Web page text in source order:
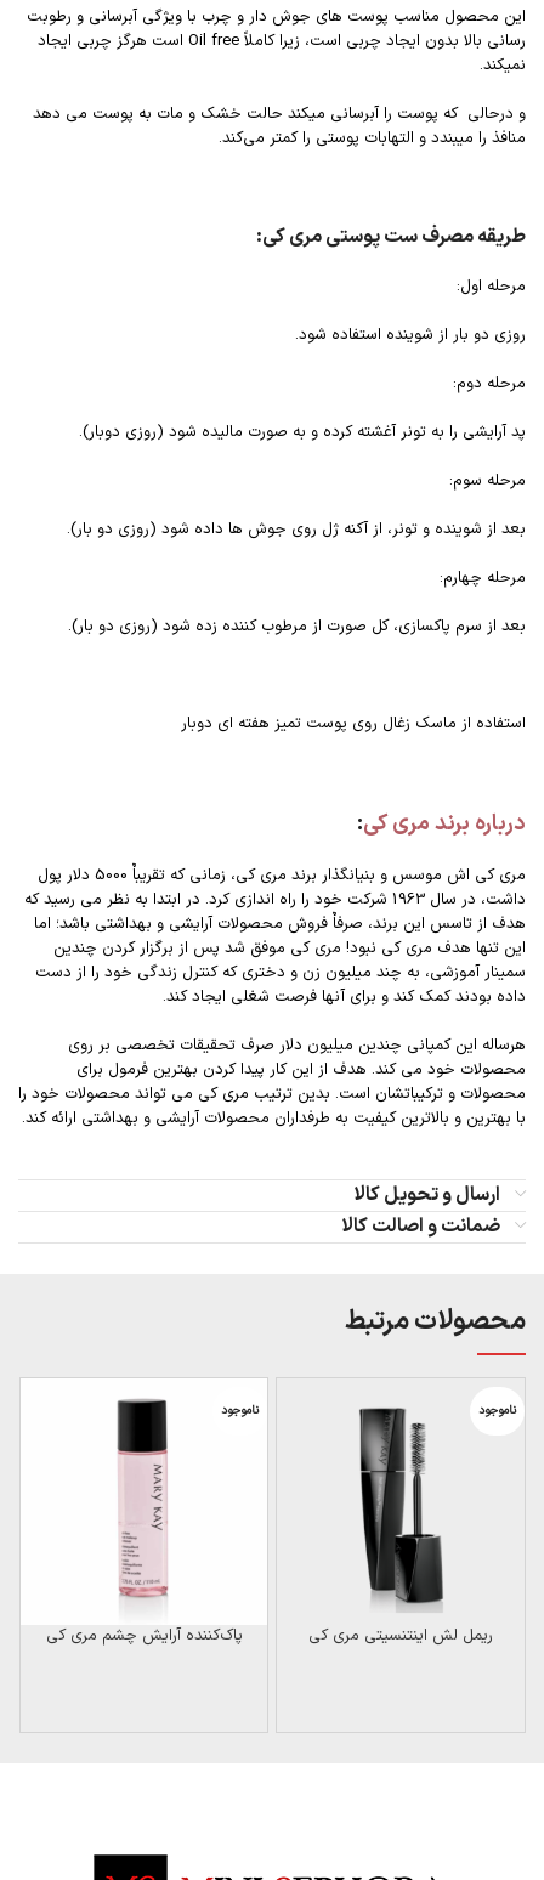
این محصول مناسب پوست های جوش دار و چرب با ویژگی آبرسانی و رطوبت
رسانی بالا بدون ایجاد چربی است، زیرا کاملاً Oil free است هرگز چربی ایجاد
نمیکند.
و درحالی که پوست را آبرسانی میکند حالت خشک و مات به پوست می دهد
منافذ را میبندد و التهابات پوستی را کمتر می‌کند.
طریقه مصرف ست پوستی مری کی:
مرحله اول:
روزی دو بار از شوینده استفاده شود.
مرحله دوم:
پد آرایشی را به تونر آغشته کرده و به صورت مالیده شود (روزی دوبار).
مرحله سوم:
بعد از شوینده و تونر، از آکنه ژل روی جوش ها داده شود (روزی دو بار).
مرحله چهارم:
بعد از سرم پاکسازی، کل صورت از مرطوب کننده زده شود (روزی دو بار).
استفاده از ماسک زغال روی پوست تمیز هفته ای دوبار
درباره برند مری کی:
مری کی اش موسس و بنیانگذار برند مری کی، زمانی که تقریباٌ 5000 دلار پول
داشت، در سال 1963 شرکت خود را راه اندازی کرد. در ابتدا به نظر می رسید که
هدف از تاسس این برند، صرفاٌ فروش محصولات آرایشی و بهداشتی باشد؛ اما
این تنها هدف مری کی نبود! مری کی موفق شد پس از برگزار کردن چندین
سمینار آموزشی، به چند میلیون زن و دختری که کنترل زندگی خود را از دست
داده بودند کمک کند و برای آنها فرصت شغلی ایجاد کند.
هرساله این کمپانی چندین میلیون دلار صرف تحقیقات تخصصی بر روی
محصولات خود می کند. هدف از این کار پیدا کردن بهترین فرمول برای
محصولات و ترکیباتشان است. بدین ترتیب مری کی می تواند محصولات خود را
با بهترین و بالاترین کیفیت به طرفداران محصولات آرایشی و بهداشتی ارائه کند.
ارسال و تحویل کالا
ضمانت و اصالت کالا
محصولات مرتبط
ناموجود
ریمل لش اینتنسیتی مری کی
ناموجود
پاک‌کننده آرایش چشم مری کی